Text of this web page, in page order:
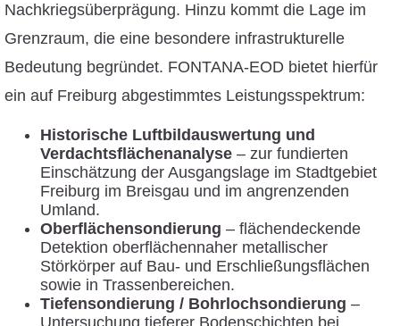
Nachkriegsüberprägung. Hinzu kommt die Lage im
Grenzraum, die eine besondere infrastrukturelle
Bedeutung begründet. FONTANA-EOD bietet hierfür
ein auf Freiburg abgestimmtes Leistungsspektrum:
Historische Luftbildauswertung und
Verdachtsflächenanalyse – zur fundierten
Einschätzung der Ausgangslage im Stadtgebiet
Freiburg im Breisgau und im angrenzenden
Umland.
Oberflächensondierung – flächendeckende
Detektion oberflächennaher metallischer
Störkörper auf Bau- und Erschließungsflächen
sowie in Trassenbereichen.
Tiefensondierung / Bohrlochsondierung –